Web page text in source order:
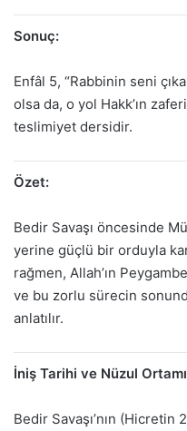
Sonuç:
Enfâl 5, “Rabbinin seni
olsa da, o yol Hakk’ın
teslimiyet dersidir.
Özet:
Bedir Savaşı öncesinde
yerine güçlü bir orduyla
rağmen, Allah’ın
ve bu zorlu sürecin
anlatılır.
İniş Tarihi ve Nüzul
Bedir Savaşı’nın (Hicretin